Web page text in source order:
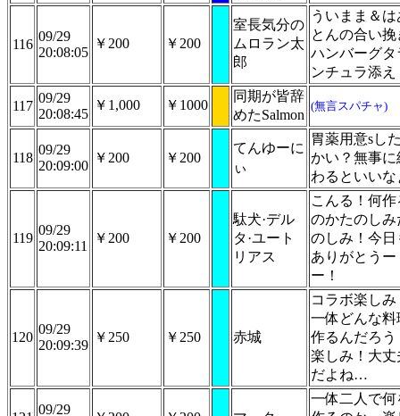
116
09/29
20:08:05
￥200 ￥200
室長気分の
ムロラン太
郎
ういまま＆は
とんの合い挽
ハンバーグタ
ンチュラ添え
117
09/29
20:08:45
￥1,000 ￥1000
同期が皆辞
めたSalmon
(無言スパチャ)
118
09/29
20:09:00
￥200 ￥200
てんゆーに
ぃ
胃薬用意sし
かい？無事に
わるといいな
119
09/29
20:09:11
￥200 ￥200
駄犬·デル
タ·ユート
リアス
こんる！何作
のかたのしみ
のしみ！今日
ありがとうー
ー！
120
09/29
20:09:39
￥250 ￥250 赤城
コラボ楽しみ
一体どんな料
作るんだろう
楽しみ！大丈
だよね…
09/29
一体二人で何